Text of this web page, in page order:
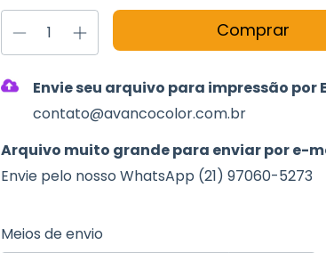
Envie seu arquivo para impressão por
contato@avancocolor.com.br
Arquivo muito grande para enviar por e-
Envie pelo nosso WhatsApp (21) 97060-5273
Entregas para o CEP:
Meios de envio